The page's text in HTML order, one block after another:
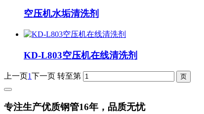
空压机水垢清洗剂
KD-L803空压机在线清洗剂
上一页1下一页 转至第
专注生产优质钢管16年，品质无忧